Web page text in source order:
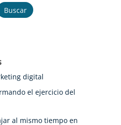
Buscar
digital
el ejercicio del
al mismo tiempo en